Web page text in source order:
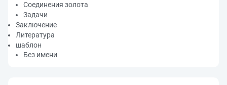
Соединения золота
Задачи
Заключение
Литература
шаблон
Без имени